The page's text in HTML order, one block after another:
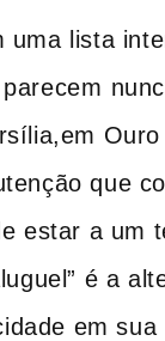
uma lista
que
estar a um
é a
em